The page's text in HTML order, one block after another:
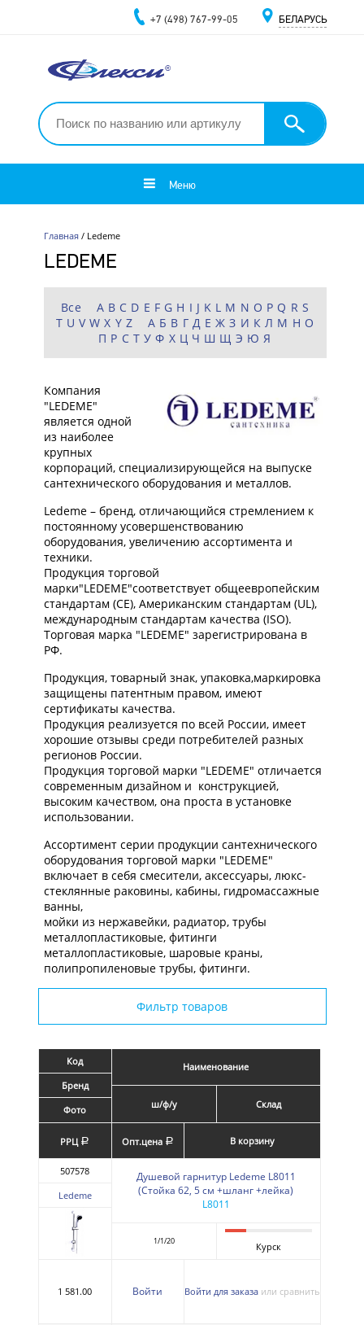
+7 (498) 767-99-05 БЕЛАРУСЬ
Меню
Главная/ Ledeme
LEDEME
Все A B C D E F G H I J K L M N O P Q R S
T U V W X Y Z А Б В Г Д Е Ж З И К Л М Н О
П Р С Т У Ф Х Ц Ч Ш Щ Э Ю Я
Компания
"LEDEME"
является одной
из наиболее
крупных
корпораций, специализирующейся на выпуске
сантехнического оборудования и металлов.
Ledeme – бренд, отличающийся стремлением к
постоянному усовершенствованию
оборудования, увеличению ассортимента и
техники.
Продукция торговой
марки"LEDEME"соответствует общеевропейским
стандартам (CE), Американским стандартам (UL),
международным стандартам качества (ISO).
Торговая марка "LEDEME" зарегистрирована в
РФ.
Продукция, товарный знак, упаковка,маркировка
защищены патентным правом, имеют
сертификаты качества.
Продукция реализуется по всей России, имеет
хорошие отзывы среди потребителей разных
регионов России.
Продукция торговой марки "LEDEME" отличается
современным дизайном и конструкцией,
высоким качеством, она проста в установке
использовании.
Ассортимент серии продукции сантехнического
оборудования торговой марки "LEDEME"
включает в себя смесители, аксессуары, люкс-
стеклянные раковины, кабины, гидромассажные
ванны,
мойки из нержавейки, радиатор, трубы
металлопластиковые, фитинги
металлопластиковые, шаровые краны,
полипропиленовые трубы, фитинги.
Фильтр товаров
Код
Бренд
Фото
Наименование
ш/ф/у Склад
РРЦ a Опт.цена a В корзину
507578
Ledeme
Душевой гарнитур Ledeme L8011
(Стойка 62, 5 см +шланг +лейка)
L8011
1/1/20 Курск
1 581.00 Войти Войти для заказа или сравнить